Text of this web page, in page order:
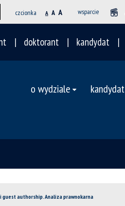
czcionka A A A wsparcie
doktorant kandydat
o wydziale kandydat
guest authorship. Analiza prawnokarna